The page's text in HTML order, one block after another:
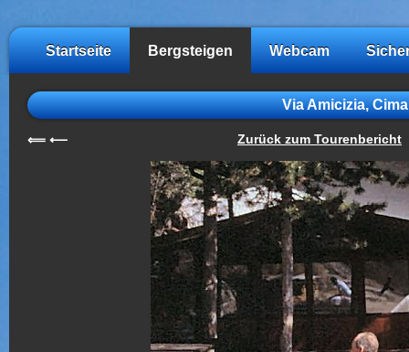
Startseite Bergsteigen Webcam
Via Amicizia,
⟸ ⟵ Zurück zum Tourenbericht